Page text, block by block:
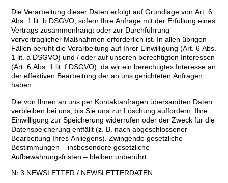
Die Verarbeitung dieser Daten erfolgt auf Grundlage von Art. 6
Abs. 1 lit. b DSGVO, sofern Ihre Anfrage mit der Erfüllung eines
Vertrags zusammenhängt oder zur Durchführung
vorvertraglicher Maßnahmen erforderlich ist. In allen übrigen
Fällen beruht die Verarbeitung auf Ihrer Einwilligung (Art. 6 Abs.
1 lit. a DSGVO) und / oder auf unseren berechtigten Interessen
(Art. 6 Abs. 1 lit. f DSGVO), da wir ein berechtigtes Interesse an
der effektiven Bearbeitung der an uns gerichteten Anfragen
haben.
Die von Ihnen an uns per Kontaktanfragen übersandten Daten
verbleiben bei uns, bis Sie uns zur Löschung auffordern, Ihre
Einwilligung zur Speicherung widerrufen oder der Zweck für die
Datenspeicherung entfällt (z. B. nach abgeschlossener
Bearbeitung Ihres Anliegens). Zwingende gesetzliche
Bestimmungen – insbesondere gesetzliche
Aufbewahrungsfristen – bleiben unberührt.
Nr.3 NEWSLETTER / NEWSLETTERDATEN